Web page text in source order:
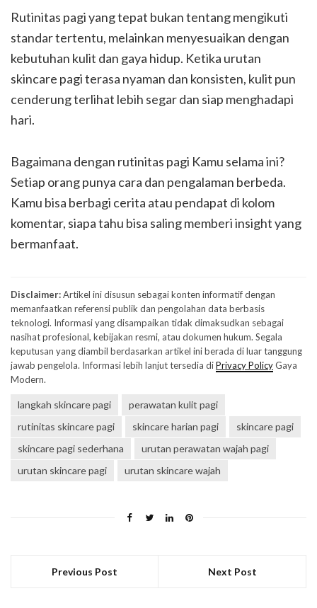
Rutinitas pagi yang tepat bukan tentang mengikuti
standar tertentu, melainkan menyesuaikan dengan
kebutuhan kulit dan gaya hidup. Ketika urutan
skincare pagi terasa nyaman dan konsisten, kulit pun
cenderung terlihat lebih segar dan siap menghadapi
hari.
Bagaimana dengan rutinitas pagi Kamu selama ini?
Setiap orang punya cara dan pengalaman berbeda.
Kamu bisa berbagi cerita atau pendapat di kolom
komentar, siapa tahu bisa saling memberi insight yang
bermanfaat.
Disclaimer:Artikel ini disusun sebagai konten informatif dengan
memanfaatkan referensi publik dan pengolahan data berbasis
teknologi. Informasi yang disampaikan tidak dimaksudkan sebagai
nasihat profesional, kebijakan resmi, atau dokumen hukum. Segala
keputusan yang diambil berdasarkan artikel ini berada di luar tanggung
jawab pengelola. Informasi lebih lanjut tersedia diPrivacy PolicyGaya
Modern.
langkah skincare pagi
perawatan kulit pagi
rutinitas skincare pagi
skincare harian pagi
skincare pagi
skincare pagi sederhana
urutan perawatan wajah pagi
urutan skincare pagi
urutan skincare wajah
Previous Post Next Post